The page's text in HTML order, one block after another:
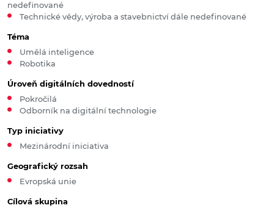
nedefinované
Technické vědy, výroba a stavebnictví dále nedefinované
Téma
Umělá inteligence
Robotika
Úroveň digitálních dovedností
Pokročilá
Odborník na digitální technologie
Typ iniciativy
Mezinárodní iniciativa
Geografický rozsah
Evropská unie
Cílová skupina